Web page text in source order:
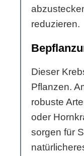
reduzieren.
Dieser
Pflanzen.
robuste
oder
sorgen für